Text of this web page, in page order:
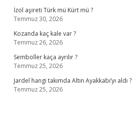
İzol aşireti Türk mü Kürt mü ?
Temmuz 30, 2026
Kozanda kaç kale var ?
Temmuz 26, 2026
Semboller kaça ayrılır ?
Temmuz 25, 2026
Jardel hangi takımda Altın Ayakkabı’yı aldı ?
Temmuz 25, 2026